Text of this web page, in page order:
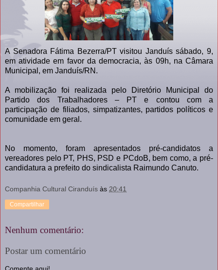
A Senadora Fátima Bezerra/PT visitou Janduís sábado, 9,
em atividade em favor da democracia, às 09h, na Câmara
Municipal, em Janduís/RN.
A mobilização foi realizada pelo Diretório Municipal do
Partido dos Trabalhadores – PT e contou com a
participação de filiados, simpatizantes, partidos políticos e
comunidade em geral.
No momento, foram apresentados pré-candidatos a
vereadores pelo PT, PHS, PSD e PCdoB, bem como, a pré-
candidatura a prefeito do sindicalista Raimundo Canuto.
Companhia Cultural Ciranduís às 20:41
Compartilhar
Nenhum comentário:
Postar um comentário
Comente aqui!